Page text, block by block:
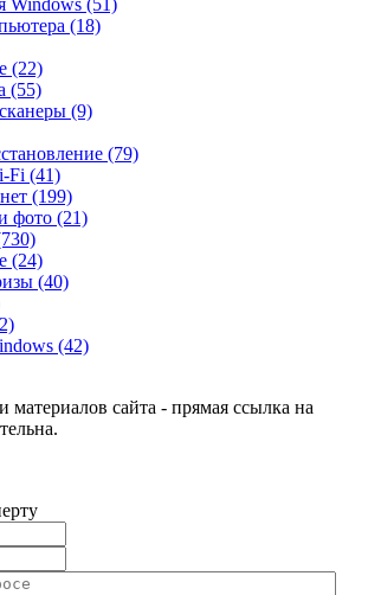
Windows (51)
(18)
(22)
(55)
(9)
(79)
Fi (41)
(199)
фото (21)
(24)
(40)
(42)
материалов сайта - прямая ссылка на